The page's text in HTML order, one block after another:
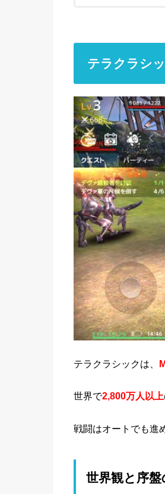
テラクラシ
テラクラシックは、
世界で2,800万人以上
戦闘はオートでも進
世界観と序